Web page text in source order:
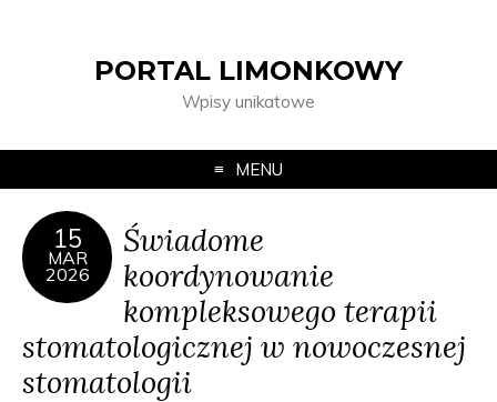
PORTAL LIMONKOWY
Wpisy unikatowe
MENU
15
MAR
2026
Świadome
koordynowanie
kompleksowego terapii
stomatologicznej w nowoczesnej
stomatologii